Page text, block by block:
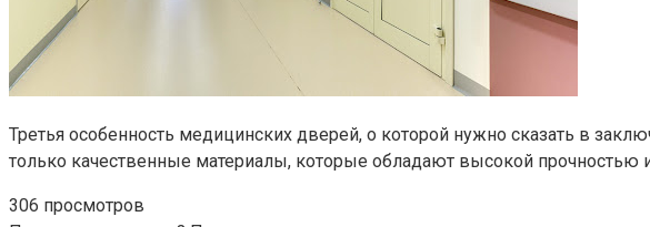
Третья особенность медицинских дверей, о которой нужно сказать в
только качественные материалы, которые обладают высокой
306 просмотров